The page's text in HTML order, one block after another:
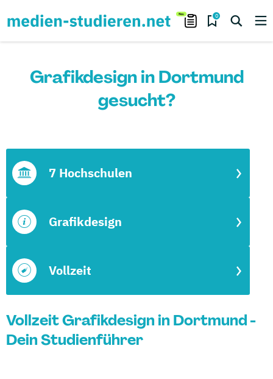
0
Grafikdesign in Dortmund
gesucht?
Vollzeit
Grafikdesign
7 Hochschulen
Vollzeit Grafikdesign in Dortmund -
Dein Studienführer